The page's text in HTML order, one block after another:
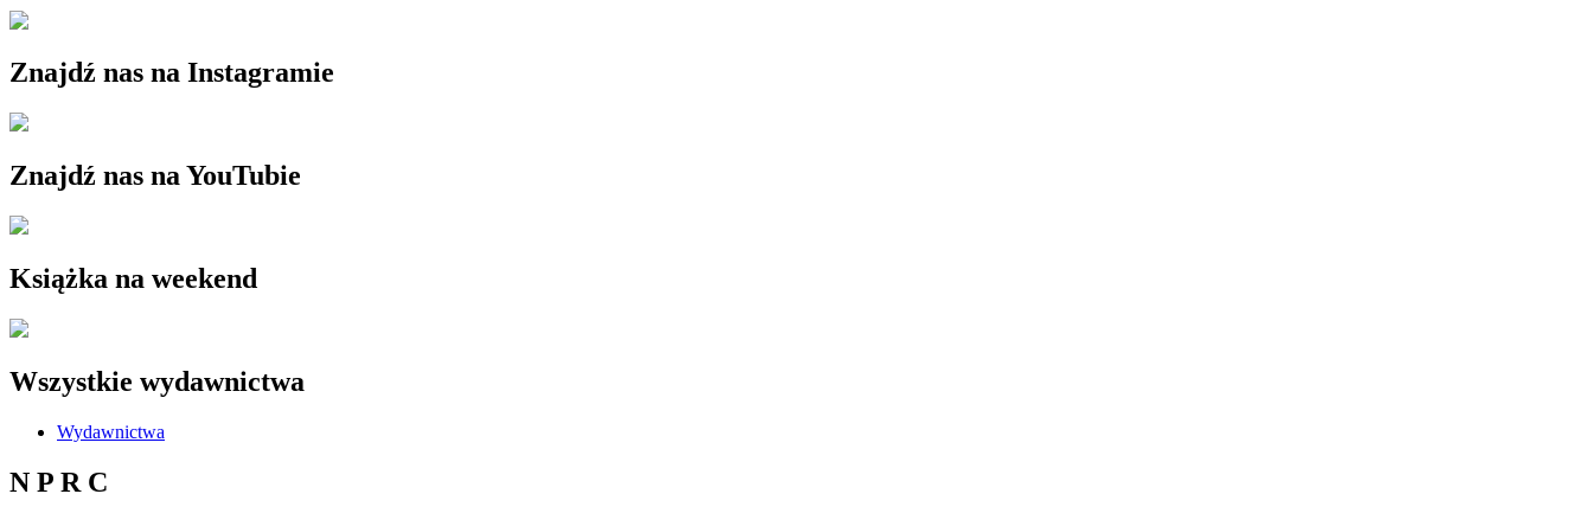
Znajdź nas na Instagramie
Znajdź nas na YouTubie
Książka na weekend
Wszystkie wydawnictwa
Wydawnictwa
N P R C